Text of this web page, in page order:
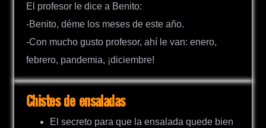
El profesor le dice a Benito:
-Benito, déme los meses de este año.
-Con mucho gusto profesor, ahí le van: enero,
febrero, pandemia, ¡diciembre!
Chistes de ensaladas
El secreto para que la ensalada quede bien